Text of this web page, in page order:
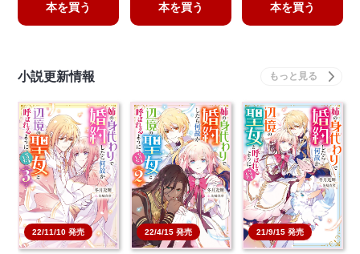
本を買う 本を買う 本を買う
小説更新情報
22/11/10 発売 22/4/15 発売 21/9/15 発売